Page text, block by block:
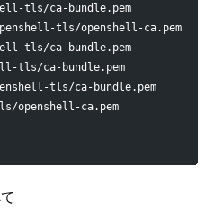
tls/ca-bundle.pem
openshell-tls/openshell-ca.pem
tls/ca-bundle.pem
tls/ca-bundle.pem
openshell-tls/ca-bundle.pem
openshell-ca.pem